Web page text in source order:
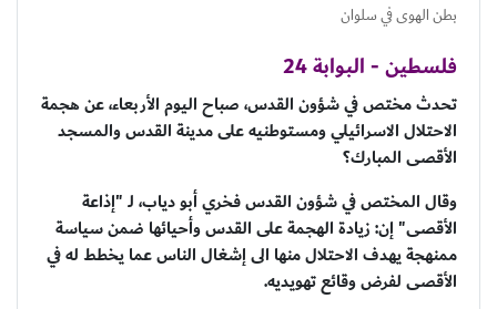
بطن الهوى في سلوان
فلسطين - البوابة 24
تحدث مختص في شؤون القدس، صباح اليوم الأربعاء، عن هجمة
الاحتلال الاسرائيلي ومستوطنيه على مدينة القدس والمسجد
الأقصى المبارك؟
وقال المختص في شؤون القدس فخري أبو دياب، لـ "إذاعة
الأقصى" إن: زيادة الهجمة على القدس وأحيائها ضمن سياسة
ممنهجة يهدف الاحتلال منها الى إشغال الناس عما يخطط له في
الأقصى لفرض وقائع تهويديه.